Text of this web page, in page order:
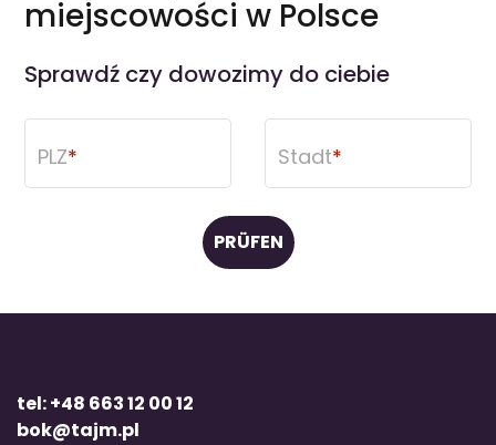
miejscowości w Polsce
Sprawdź czy dowozimy do ciebie
PLZ Stadt
PRÜFEN
tel: +48 663 12 00 12
bok@tajm.pl